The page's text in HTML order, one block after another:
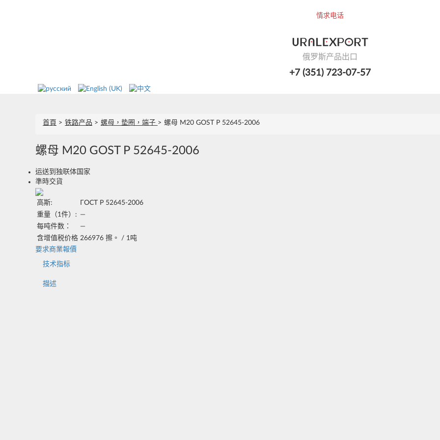
情求电话
俄罗斯产品出口
+7 (351) 723-07-57
首頁 铁路产品 螺母，垫圈，端子 螺母 М20 GOST Р 52645-2006
螺母 М20 GOST Р 52645-2006
运送到独联体国家
準時交貨
高斯:
ГОСТ Р 52645-2006
重量（1件）: —
每吨件数：
—
含增值税价格 266976 擦。 / 1吨
要求商業報價
技术指标
描述